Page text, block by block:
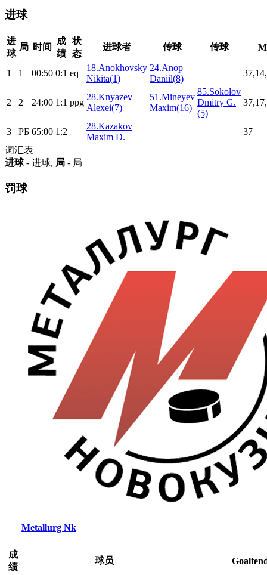
进球
进
球
局 时间
成
绩
状
态
进球者 传球 传球
1 1 00:50 0:1 eq
18.Anokhovsky
Nikita(1)
24.Anop
Daniil(8)
2 2 24:00 1:1 ppg
28.Knyazev
Alexei(7)
51.Mineyev
Maxim(16)
85.Sokolov
Dmitry G.
(5)
3 РБ 65:00 1:2
28.Kazakov
Maxim D.
37
词汇表
进球- 进球, 局 - 局
罚球
Metallurg Nk
成
绩
球员